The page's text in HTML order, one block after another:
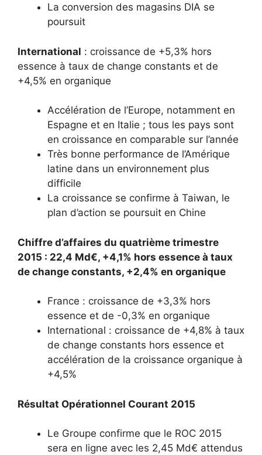
La conversion des magasins DIA se
poursuit
International : croissance de +5,3% hors
essence à taux de change constants et de
+4,5% en organique
Accélération de l’Europe, notamment en
Espagne et en Italie ; tous les pays sont
en croissance en comparable sur l’année
Très bonne performance de l’Amérique
latine dans un environnement plus
difficile
La croissance se confirme à Taiwan, le
plan d’action se poursuit en Chine
Chiffre d’affaires du quatrième trimestre
2015 : 22,4 Md€, +4,1% hors essence à taux
de change constants, +2,4% en organique
France : croissance de +3,3% hors
essence et de -0,3% en organique
International : croissance de +4,8% à taux
de change constants hors essence et
accélération de la croissance organique à
+4,5%
Résultat Opérationnel Courant 2015
Le Groupe confirme que le ROC 2015
sera en ligne avec les 2,45 Md€ attendus